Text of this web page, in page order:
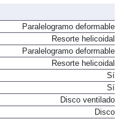
Paralelogramo deformable
Resorte helicoidal
Paralelogramo deformable
Resorte helicoidal
Sí
Sí
Disco ventilado
Disco